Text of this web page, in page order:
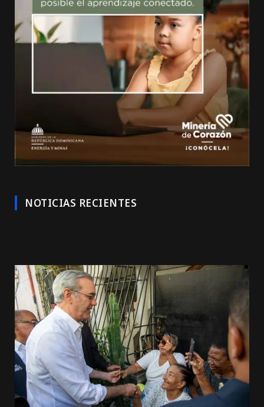
NOTICIAS RECIENTES